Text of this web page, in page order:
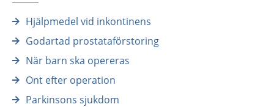
Hjälpmedel vid inkontinens
Godartad prostataförstoring
När barn ska opereras
Ont efter operation
Parkinsons sjukdom